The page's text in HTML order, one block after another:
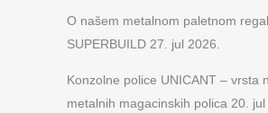
O našem metalnom paletnom
SUPERBUILD 27. jul 2026.
Konzolne police UNICANT – vrsta
metalnih magacinskih polica 20. jul